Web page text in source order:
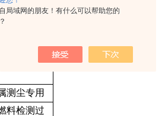
局域网的朋友！有什么可以帮助您的
机系
测尘专用
料检测过